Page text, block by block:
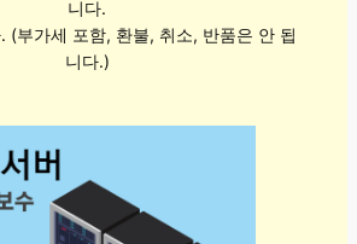
니다.
(부가세 포함, 환불, 취소, 반품은 안 됩
니다.)